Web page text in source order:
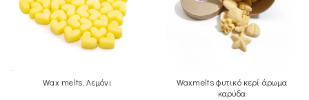
Wax melts, Λεμόνι
Waxmelts φυτικό κερί άρωμα
καρύδα